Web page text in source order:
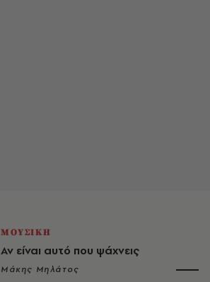
ΜΟΥΣΙΚΗ
Αν είναι αυτό που ψάχνεις
Μάκης Μηλάτος